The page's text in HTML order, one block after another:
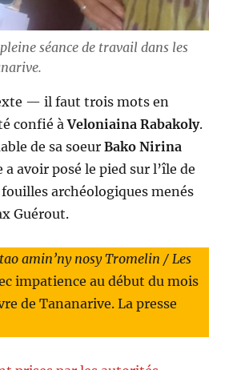
séance de travail dans les
— il faut trois mots en
confié àVeloniaina Rabakoly.
de sa soeur Bako Nirina
avoir posé le pied sur l’île de
archéologiques menés
Guérout.
amin’ny nosy Tromelin / Les
impatience au début du mois
de Tananarive. La presse